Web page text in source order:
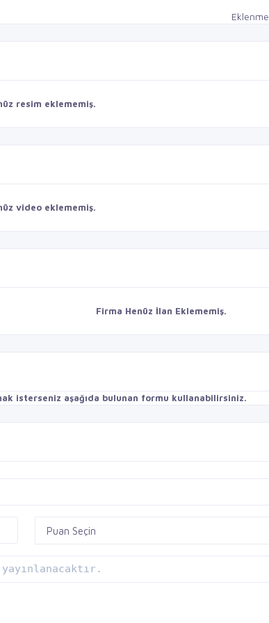
Eklenme
resim eklememiş.
video eklememiş.
Firma Henüz İlan Eklememiş.
isterseniz aşağıda bulunan formu kullanabilirsiniz.